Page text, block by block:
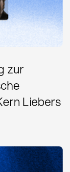
zur
Liebers